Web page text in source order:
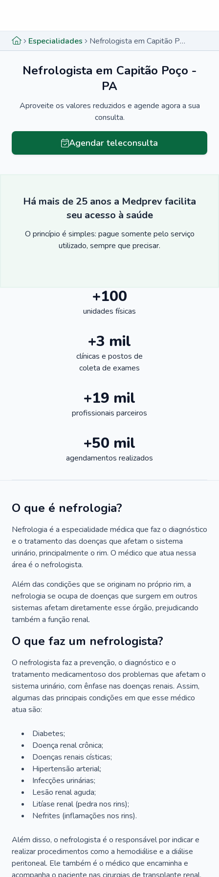
Especialidades Nefrologista em Capitão Poço - PA
Nefrologista em Capitão Poço -
PA
Aproveite os valores reduzidos e agende agora a sua
consulta.
Agendar teleconsulta
Há mais de 25 anos a Medprev facilita
seu acesso à saúde
O princípio é simples: pague somente pelo serviço
utilizado, sempre que precisar.
+100
unidades físicas
+3 mil
clínicas e postos de
coleta de exames
+19 mil
profissionais parceiros
+50 mil
agendamentos realizados
O que é nefrologia?
Nefrologia é a especialidade médica que faz o diagnóstico
e o tratamento das doenças que afetam o sistema
urinário, principalmente o rim. O médico que atua nessa
área é o nefrologista.
Além das condições que se originam no próprio rim, a
nefrologia se ocupa de doenças que surgem em outros
sistemas afetam diretamente esse órgão, prejudicando
também a função renal.
O que faz um nefrologista?
O nefrologista faz a prevenção, o diagnóstico e o
tratamento medicamentoso dos problemas que afetam o
sistema urinário, com ênfase nas doenças renais. Assim,
algumas das principais condições em que esse médico
atua são:
Diabetes;
Doença renal crônica;
Doenças renais císticas;
Hipertensão arterial;
Infecções urinárias;
Lesão renal aguda;
Litíase renal (pedra nos rins);
Nefrites (inflamações nos rins).
Além disso, o nefrologista é o responsável por indicar e
realizar procedimentos como a hemodiálise e a diálise
peritoneal. Ele também é o médico que encaminha e